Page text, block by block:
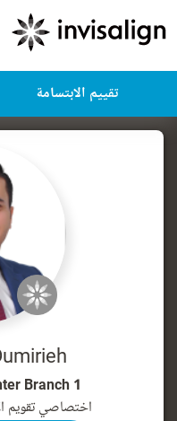
تقييم الابتسامة
Branch 1
اختصاصي تقويم